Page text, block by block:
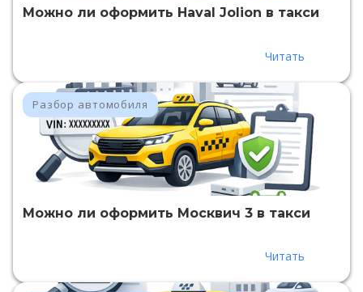
Можно ли оформить Haval Jolion в такси
Читать
Разбор автомобиля
Можно ли оформить Москвич 3 в такси
Читать